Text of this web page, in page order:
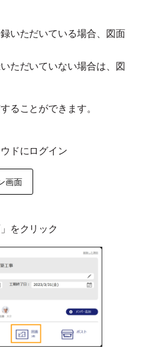
いただいている場合、図面
ただいていない場合は、図
ることができます。
ドにログイン
画面
をクリック